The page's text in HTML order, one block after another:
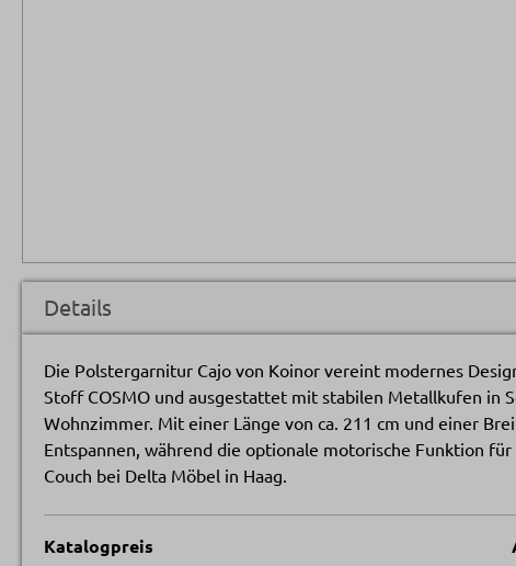
Details
Die Polstergarnitur Cajo von Koinor vereint modernes
Stoff COSMO und ausgestattet mit stabilen Metallkufen in
Wohnzimmer. Mit einer Länge von ca. 211 cm und einer
Entspannen, während die optionale motorische Funktion
Couch bei Delta Möbel in Haag.
Katalogpreis